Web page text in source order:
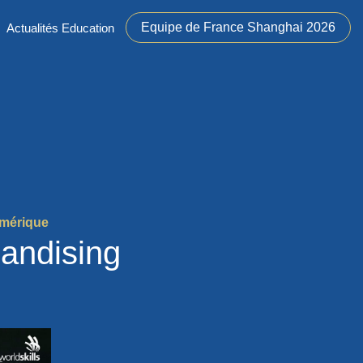
Actualités Education Equipe de France Shanghai 2026